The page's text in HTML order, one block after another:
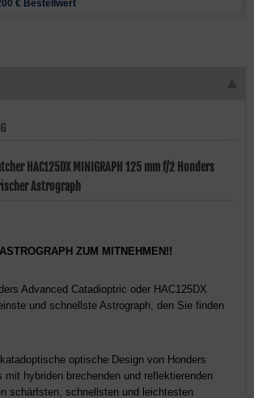
HAC125DX MINIGRAPH 125 mm f/2 Honders
Astrograph
ZUM MITNEHMEN!!
Advanced Catadioptric oder HAC125DX
und schnellste Astrograph, den Sie finden
optische Design von Honders
mit hybriden brechenden und reflektierenden
schärfsten, schnellsten und leichtesten